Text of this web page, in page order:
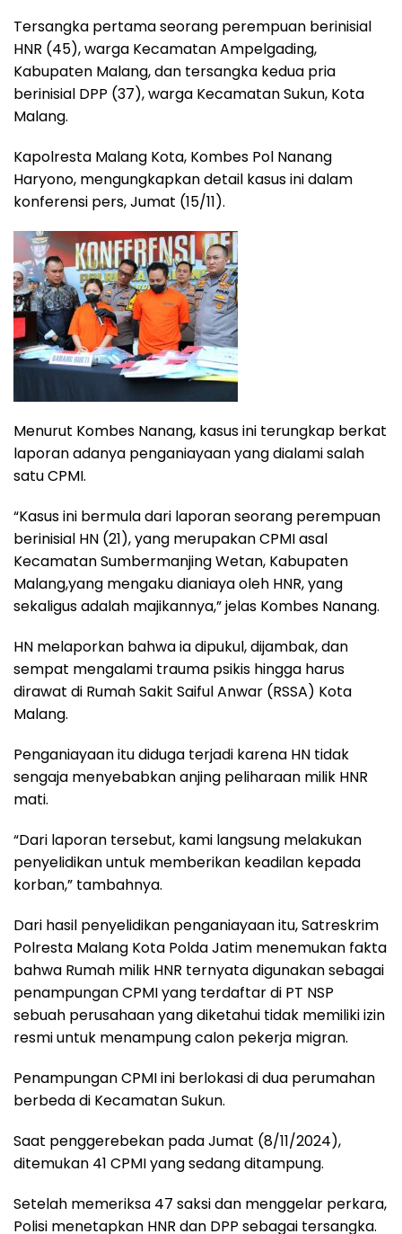
Tersangka pertama seorang perempuan berinisial
HNR (45), warga Kecamatan Ampelgading,
Kabupaten Malang, dan tersangka kedua pria
berinisial DPP (37), warga Kecamatan Sukun, Kota
Malang.
Kapolresta Malang Kota, Kombes Pol Nanang
Haryono, mengungkapkan detail kasus ini dalam
konferensi pers, Jumat (15/11).
Menurut Kombes Nanang, kasus ini terungkap berkat
laporan adanya penganiayaan yang dialami salah
satu CPMI.
“Kasus ini bermula dari laporan seorang perempuan
berinisial HN (21), yang merupakan CPMI asal
Kecamatan Sumbermanjing Wetan, Kabupaten
Malang,yang mengaku dianiaya oleh HNR, yang
sekaligus adalah majikannya,” jelas Kombes Nanang.
HN melaporkan bahwa ia dipukul, dijambak, dan
sempat mengalami trauma psikis hingga harus
dirawat di Rumah Sakit Saiful Anwar (RSSA) Kota
Malang.
Penganiayaan itu diduga terjadi karena HN tidak
sengaja menyebabkan anjing peliharaan milik HNR
mati.
“Dari laporan tersebut, kami langsung melakukan
penyelidikan untuk memberikan keadilan kepada
korban,” tambahnya.
Dari hasil penyelidikan penganiayaan itu, Satreskrim
Polresta Malang Kota Polda Jatim menemukan fakta
bahwa Rumah milik HNR ternyata digunakan sebagai
penampungan CPMI yang terdaftar di PT NSP
sebuah perusahaan yang diketahui tidak memiliki izin
resmi untuk menampung calon pekerja migran.
Penampungan CPMI ini berlokasi di dua perumahan
berbeda di Kecamatan Sukun.
Saat penggerebekan pada Jumat (8/11/2024),
ditemukan 41 CPMI yang sedang ditampung.
Setelah memeriksa 47 saksi dan menggelar perkara,
Polisi menetapkan HNR dan DPP sebagai tersangka.